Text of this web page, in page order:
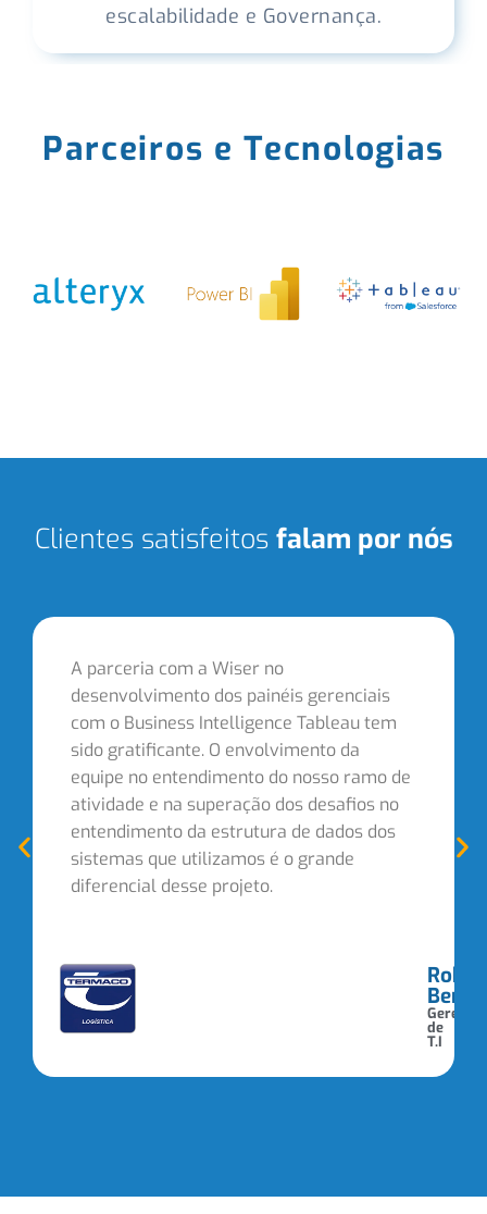
escalabilidade e Governança.
Parceiros e Tecnologias
Clientes satisfeitos falam por nós
A parceria com a Wiser no
desenvolvimento dos painéis gerenciais
com o Business Intelligence Tableau tem
sido gratificante. O envolvimento da
equipe no entendimento do nosso ramo de
atividade e na superação dos desafios no
entendimento da estrutura de dados dos
sistemas que utilizamos é o grande
diferencial desse projeto.
Gerente
de
T.I